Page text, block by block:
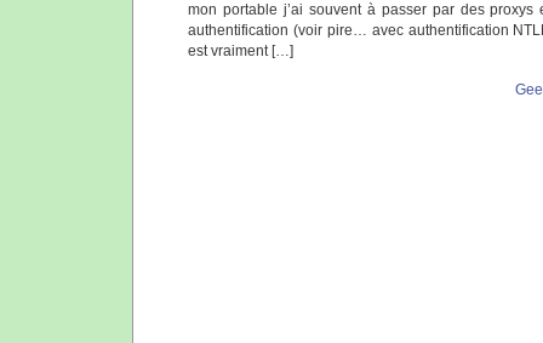
mon portable j’ai souvent à passer par des
authentification (voir pire… avec authentification
est vraiment […]